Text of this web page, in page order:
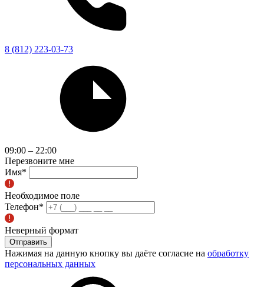
8 (812) 223-03-73
09:00 – 22:00
Перезвоните мне
Имя*
Необходимое поле
Телефон*
Неверный формат
Отправить
Нажимая на данную кнопку вы даёте согласие на обработку
персональных данных